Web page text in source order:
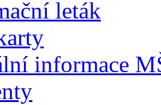
leták
informace